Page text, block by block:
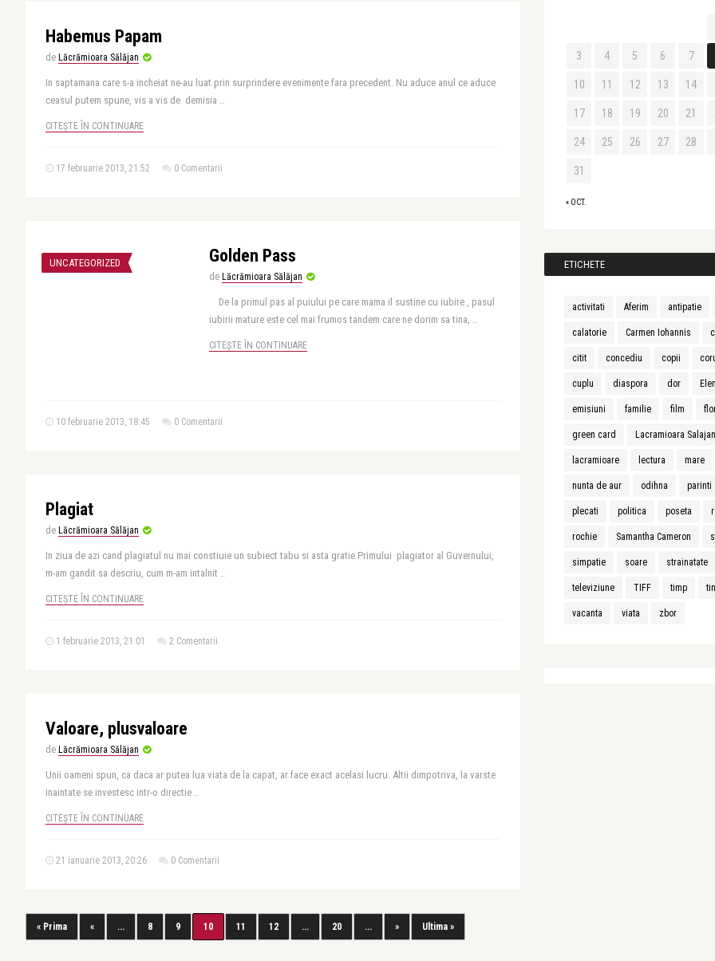
Habemus Papam
de Lăcrămioara Sălăjan
In saptamana care s-a incheiat ne-au luat prin surprindere evenimente fara precedent. Nu aduce anul ce aduce
ceasul putem spune, vis a vis de demisia ..
CITEȘTE ÎN CONTINUARE
17 februarie 2013, 21:52 0 Comentarii
UNCATEGORIZED Golden Pass
de Lăcrămioara Sălăjan
De la primul pas al puiului pe care mama il sustine cu iubire , pasul
iubirii mature este cel mai frumos tandem care ne dorim sa tina, ..
CITEȘTE ÎN CONTINUARE
10 februarie 2013, 18:45 0 Comentarii
Plagiat
de Lăcrămioara Sălăjan
In ziua de azi cand plagiatul nu mai constiuie un subiect tabu si asta gratie Primului plagiator al Guvernului,
m-am gandit sa descriu, cum m-am intalnit ..
CITEȘTE ÎN CONTINUARE
1 februarie 2013, 21:01 2 Comentarii
Valoare, plusvaloare
de Lăcrămioara Sălăjan
Unii oameni spun, ca daca ar putea lua viata de la capat, ar face exact acelasi lucru. Altii dimpotriva, la varste
inaintate se investesc intr-o directie ..
CITEȘTE ÎN CONTINUARE
21 ianuarie 2013, 20:26 0 Comentarii
« Prima « ... 8 9 10 11 12 ... 20 ... » Ultima »
« OCT.
3 4 5 6 7
10 11 12 13 14
17 18 19 20 21
24 25 26 27 28
31
ETICHETE
activitati Aferim antipatie
calatorie Carmen Iohannis
citit concediu copii
cuplu diaspora dor
emisiuni familie film
green card Lacramioara Salajan
lacramioare lectura mare
nunta de aur odihna parinti
plecati politica poseta
rochie Samantha Cameron
simpatie soare strainatate
televiziune TIFF timp
vacanta viata zbor